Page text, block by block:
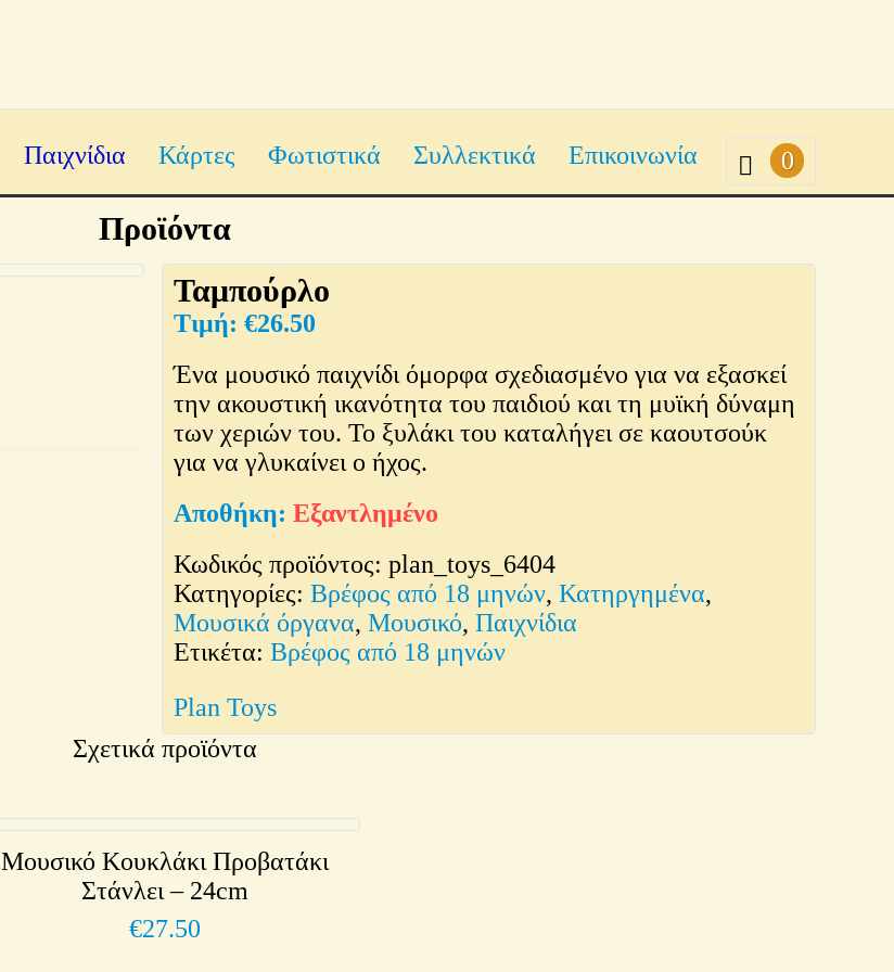
Παιχνίδια Κάρτες Φωτιστικά Συλλεκτικά Επικοινωνία 0
Προϊόντα
Ταμπούρλο
€26.50
Ένα μουσικό παιχνίδι όμορφα σχεδιασμένο για να εξασκεί
την ακουστική ικανότητα του παιδιού και τη μυϊκή δύναμη
των χεριών του. Το ξυλάκι του καταλήγει σε καουτσούκ
για να γλυκαίνει ο ήχος.
Εξαντλημένο
Κωδικός προϊόντος:plan_toys_6404
Κατηγορίες:Βρέφος από 18 μηνών,Κατηργημένα,
Μουσικά όργανα,Μουσικό,Παιχνίδια
Ετικέτα:Βρέφος από 18 μηνών
Plan Toys
Σχετικά προϊόντα
Μουσικό Κουκλάκι Προβατάκι
Στάνλει – 24cm
€27.50